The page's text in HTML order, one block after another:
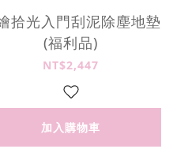
拾光入門刮泥除塵地墊
(福利品)
NT$2,447
加入購物車